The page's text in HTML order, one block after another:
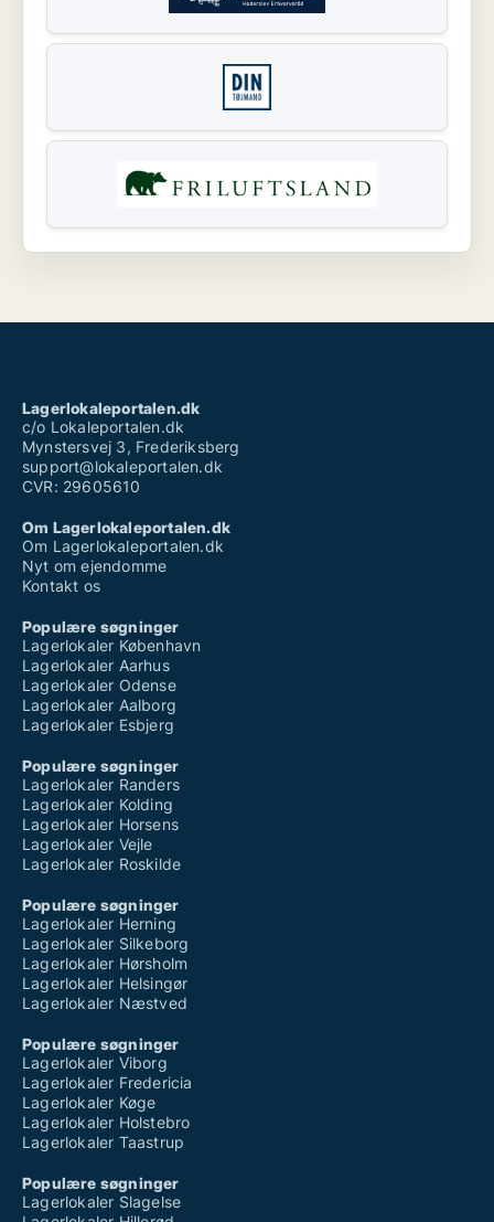
Lagerlokaleportalen.dk
c/o Lokaleportalen.dk
Mynstersvej 3, Frederiksberg
support@lokaleportalen.dk
CVR: 29605610
Om Lagerlokaleportalen.dk
Om Lagerlokaleportalen.dk
Nyt om ejendomme
Kontakt os
Populære søgninger
Lagerlokaler København
Lagerlokaler Aarhus
Lagerlokaler Odense
Lagerlokaler Aalborg
Lagerlokaler Esbjerg
Populære søgninger
Lagerlokaler Randers
Lagerlokaler Kolding
Lagerlokaler Horsens
Lagerlokaler Vejle
Lagerlokaler Roskilde
Populære søgninger
Lagerlokaler Herning
Lagerlokaler Silkeborg
Lagerlokaler Hørsholm
Lagerlokaler Helsingør
Lagerlokaler Næstved
Populære søgninger
Lagerlokaler Viborg
Lagerlokaler Fredericia
Lagerlokaler Køge
Lagerlokaler Holstebro
Lagerlokaler Taastrup
Populære søgninger
Lagerlokaler Slagelse